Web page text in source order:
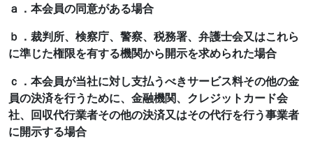
ａ．本会員の同意がある場合
ｂ．裁判所、検察庁、警察、税務署、弁護士会又はこれら
に準じた権限を有する機関から開示を求められた場合
ｃ．本会員が当社に対し支払うべきサービス料その他の金
員の決済を行うために、金融機関、クレジットカード会
社、回収代行業者その他の決済又はその代行を行う事業者
に開示する場合